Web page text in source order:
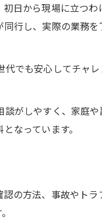
日から現場に立つわ
行し、実際の業務を
代でも安心してチャ
がしやすく、家庭や
なっています。
の方法、事故やトラ